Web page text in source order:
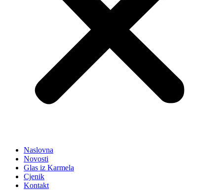
Naslovna
Novosti
Glas iz Karmela
Cjenik
Kontakt